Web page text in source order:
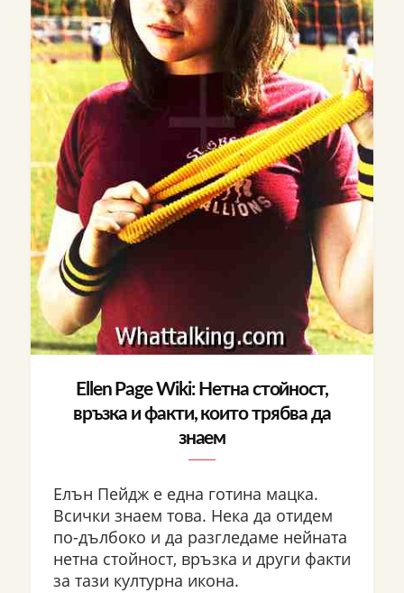
Ellen Page Wiki: Нетна стойност,
връзка и факти, които трябва да
знаем
Елън Пейдж е една готина мацка.
Всички знаем това. Нека да отидем
по-дълбоко и да разгледаме нейната
нетна стойност, връзка и други факти
за тази културна икона.